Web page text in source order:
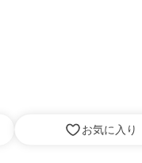
お気に入り